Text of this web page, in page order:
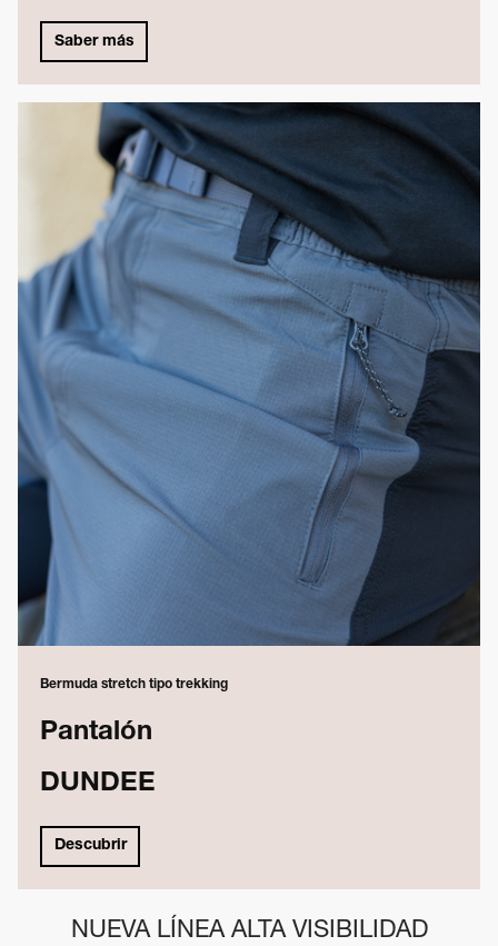
Saber más
Bermuda stretch tipo trekking
Pantalón
DUNDEE
Descubrir
NUEVA LÍNEA ALTA VISIBILIDAD